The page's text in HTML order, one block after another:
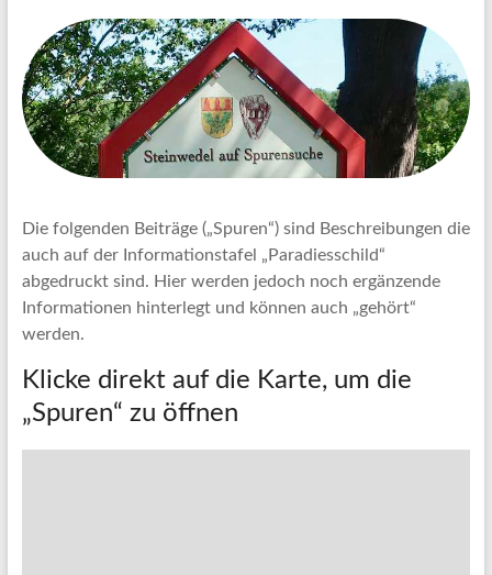
Die folgenden Beiträge („Spuren“) sind Beschreibungen die
auch auf der Informationstafel „Paradiesschild“
abgedruckt sind. Hier werden jedoch noch ergänzende
Informationen hinterlegt und können auch „gehört“
werden.
Klicke direkt auf die Karte, um die
„Spuren“ zu öffnen